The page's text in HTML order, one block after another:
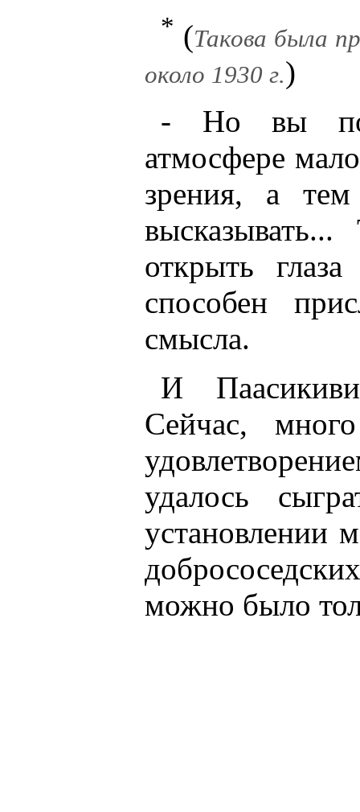
* (Такова была
около 1930 г.)
- Но вы
атмосфере
зрения, а
открыть
способен
смысла.
И
Сейчас,
удалось
установлении
можно было